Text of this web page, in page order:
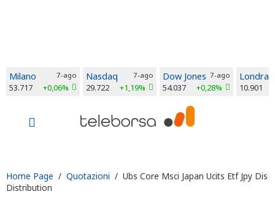
Milano 7-ago
53.717 +0,06%
Nasdaq 7-ago
29.722 +1,19%
Dow Jones 7-ago
54.037 +0,28%
Londra
10.901
Home Page / Quotazioni / Ubs Core Msci Japan Ucits Etf Jpy Dis
Distribution